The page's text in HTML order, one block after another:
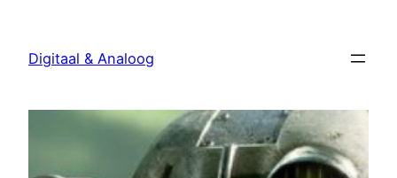
Digitaal & Analoog